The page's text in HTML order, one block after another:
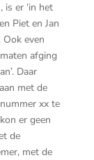
is er ‘in het
Piet en Jan
even
afging
Daar
met de
xx te
er geen
de
met de